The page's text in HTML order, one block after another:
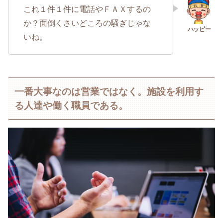
これ１件１件に電話やＦＡＸするの
か？面倒くさいどころの騒ぎじゃな
いね。
一番大事なのは営業ではなく。施設を利用す
る人達や働く職員である。